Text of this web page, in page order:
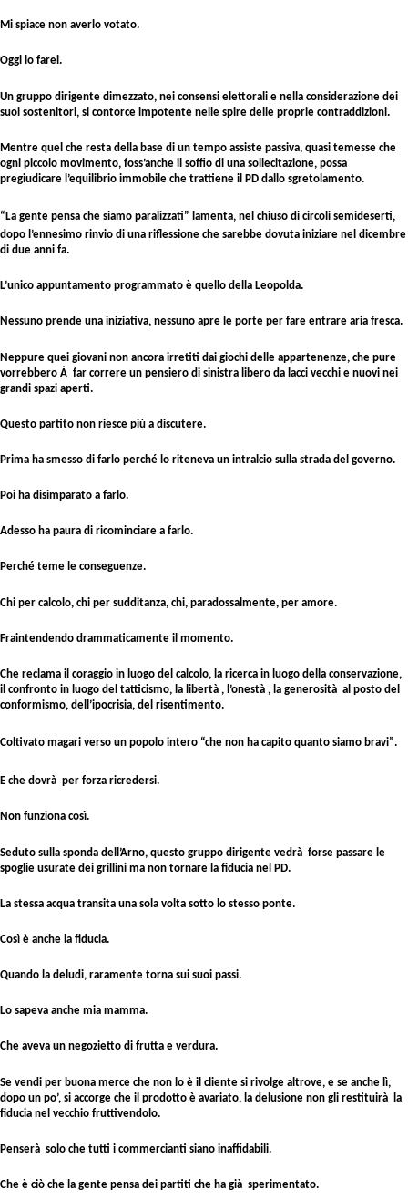
Mi spiace non averlo votato.
Oggi lo farei.
Un gruppo dirigente dimezzato, nei consensi elettorali e nella considerazione dei
suoi sostenitori, si contorce impotente nelle spire delle proprie contraddizioni.
Mentre quel che resta della base di un tempo assiste passiva, quasi temesse che
ogni piccolo movimento, foss’anche il soffio di una sollecitazione, possa
pregiudicare l’equilibrio immobile che trattiene il PD dallo sgretolamento.
“La gente pensa che siamo paralizzati” lamenta, nel chiuso di circoli semideserti,
dopo l’ennesimo rinvio di una riflessione che sarebbe dovuta iniziare nel dicembre
di due anni fa.
L’unico appuntamento programmato è quello della Leopolda.
Nessuno prende una iniziativa, nessuno apre le porte per fare entrare aria fresca.
Neppure quei giovani non ancora irretiti dai giochi delle appartenenze, che pure
vorrebbero Â far correre un pensiero di sinistra libero da lacci vecchi e nuovi nei
grandi spazi aperti.
Questo partito non riesce più a discutere.
Prima ha smesso di farlo perché lo riteneva un intralcio sulla strada del governo.
Poi ha disimparato a farlo.
Adesso ha paura di ricominciare a farlo.
Perché teme le conseguenze.
Chi per calcolo, chi per sudditanza, chi, paradossalmente, per amore.
Fraintendendo drammaticamente il momento.
Che reclama il coraggio in luogo del calcolo, la ricerca in luogo della conservazione,
il confronto in luogo del tatticismo, la libertà , l’onestà , la generosità al posto del
conformismo, dell’ipocrisia, del risentimento.
Coltivato magari verso un popolo intero “che non ha capito quanto siamo bravi”.
E che dovrà per forza ricredersi.
Non funziona così.
Seduto sulla sponda dell’Arno, questo gruppo dirigente vedrà forse passare le
spoglie usurate dei grillini ma non tornare la fiducia nel PD.
La stessa acqua transita una sola volta sotto lo stesso ponte.
Così è anche la fiducia.
Quando la deludi, raramente torna sui suoi passi.
Lo sapeva anche mia mamma.
Che aveva un negozietto di frutta e verdura.
Se vendi per buona merce che non lo è il cliente si rivolge altrove, e se anche lì,
dopo un po’, si accorge che il prodotto è avariato, la delusione non gli restituirà la
fiducia nel vecchio fruttivendolo.
Penserà solo che tutti i commercianti siano inaffidabili.
Che è ciò che la gente pensa dei partiti che ha già sperimentato.